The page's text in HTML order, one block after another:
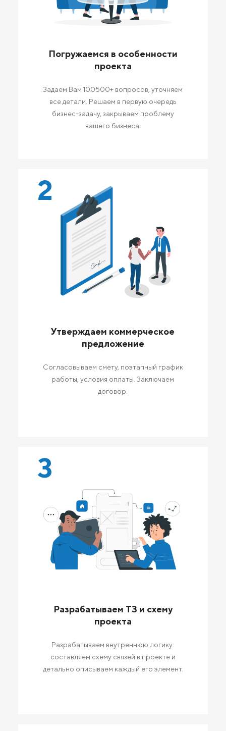
Погружаемся в особенности
проекта
Задаем Вам 100500+ вопросов, уточняем
все детали. Решаем в первую очередь
бизнес-задачу, закрываем проблему
вашего бизнеса.
2
Утверждаем коммерческое
предложение
Согласовываем смету, поэтапный график
работы, условия оплаты. Заключаем
договор.
3
Разрабатываем ТЗ и схему
проекта
Разрабатываем внутреннюю логику:
составляем схему связей в проекте и
детально описываем каждый его элемент.